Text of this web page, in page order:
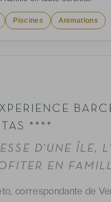
****
D’UNE ÎLE,
EN
correspondante de
Piscines Animations